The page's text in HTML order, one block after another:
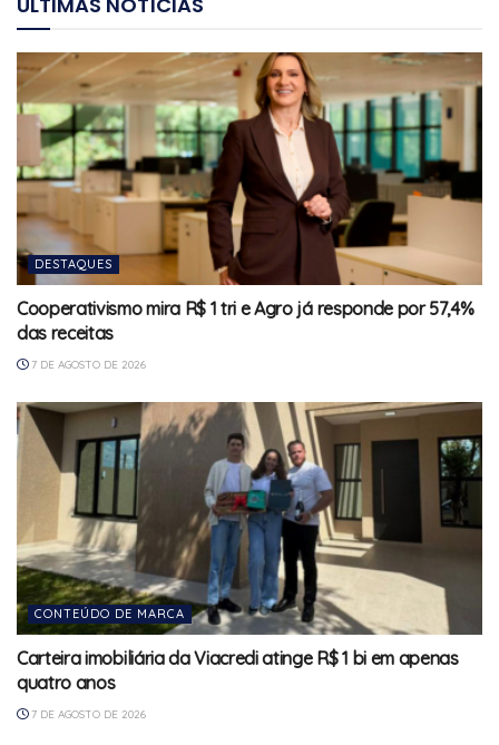
DESTAQUES
Cooperativismo mira R$ 1 tri e Agro já responde por 57,4%
das receitas
7 DE AGOSTO DE 2026
CONTEÚDO DE MARCA
Carteira imobiliária da Viacredi atinge R$ 1 bi em apenas
quatro anos
7 DE AGOSTO DE 2026